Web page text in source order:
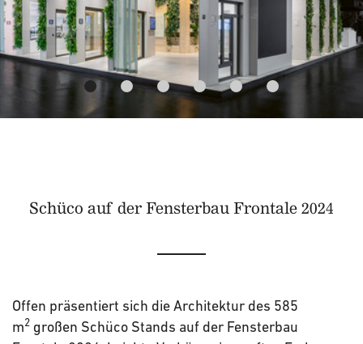
Schüco auf der Fensterbau Frontale 2024
Offen präsentiert sich die Architektur des 585
m2 großen Schüco Stands auf der Fensterbau